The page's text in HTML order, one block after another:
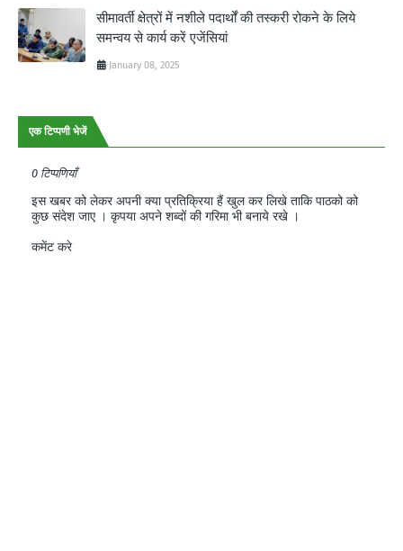
सीमावर्ती क्षेत्रों में नशीले पदार्थों की तस्करी रोकने के लिये
समन्वय से कार्य करें एजेंसियां
January 08, 2025
एक टिप्पणी भेजें
0 टिप्पणियाँ
इस खबर को लेकर अपनी क्या प्रतिक्रिया हैं खुल कर लिखे ताकि पाठको को
कुछ संदेश जाए । कृपया अपने शब्दों की गरिमा भी बनाये रखे ।
कमेंट करे